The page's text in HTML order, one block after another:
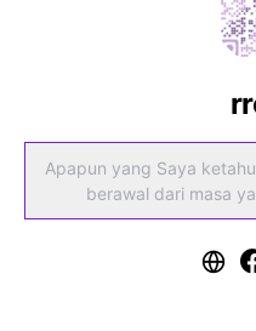
Apapun yang Saya
berawal dari masa